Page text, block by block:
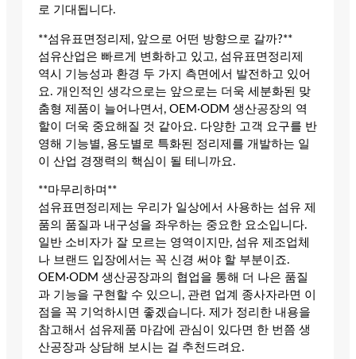
로 기대됩니다.
**섬유표면정리제, 앞으로 어떤 방향으로 갈까?**
섬유산업은 빠르게 변화하고 있고, 섬유표면정리제
역시 기능성과 환경 두 가지 측면에서 발전하고 있어
요. 개인적인 생각으로는 앞으로는 더욱 세분화된 맞
춤형 제품이 늘어나면서, OEM·ODM 생산공장의 역
할이 더욱 중요해질 것 같아요. 다양한 고객 요구를 반
영해 기능별, 용도별로 특화된 정리제를 개발하는 일
이 산업 경쟁력의 핵심이 될 테니까요.
**마무리하며**
섬유표면정리제는 우리가 일상에서 사용하는 섬유 제
품의 품질과 내구성을 좌우하는 중요한 요소입니다.
일반 소비자가 잘 모르는 영역이지만, 섬유 제조업체
나 브랜드 입장에서는 꼭 신경 써야 할 부분이죠.
OEM·ODM 생산공장과의 협업을 통해 더 나은 품질
과 기능을 구현할 수 있으니, 관련 업계 종사자라면 이
점을 꼭 기억하시면 좋겠습니다. 제가 정리한 내용을
참고해서 섬유제품 마감에 관심이 있다면 한 번쯤 생
산공장과 상담해 보시는 걸 추천드려요.